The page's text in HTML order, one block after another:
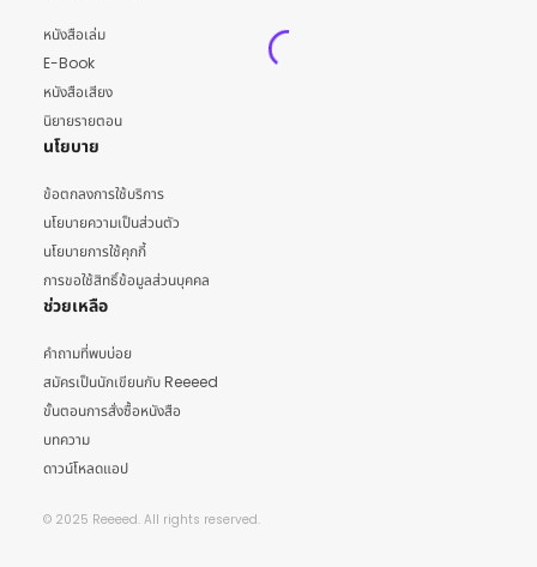
หนังสือเล่ม
E-Book
หนังสือเสียง
นิยายรายตอน
นโยบาย
ข้อตกลงการใช้บริการ
นโยบายความเป็นส่วนตัว
นโยบายการใช้คุกกี้
การขอใช้สิทธิ์ข้อมูลส่วนบุคคล
ช่วยเหลือ
คำถามที่พบบ่อย
สมัครเป็นนักเขียนกับ Reeeed
ขั้นตอนการสั่งซื้อหนังสือ
บทความ
ดาวน์โหลดแอป
© 2025 Reeeed. All rights reserved.